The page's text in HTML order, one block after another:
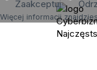
Zaakceptuj
Więcej informacji